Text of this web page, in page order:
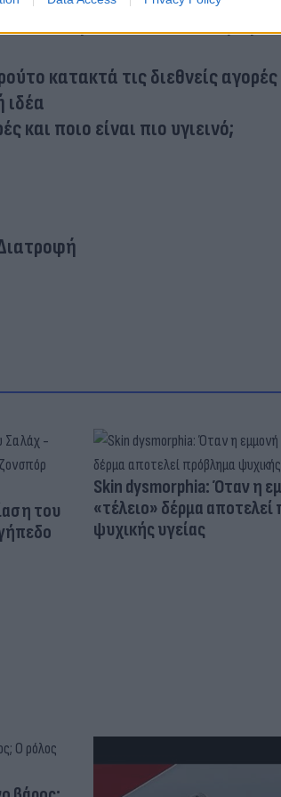
για πάντα τις
κατακτά τις διεθνείς αγορές
ιδέα
και ποιο είναι πιο υγιεινό;
του
Skin dysmorphia: Όταν η
«τέλειο» δέρμα
ψυχικής υγείας